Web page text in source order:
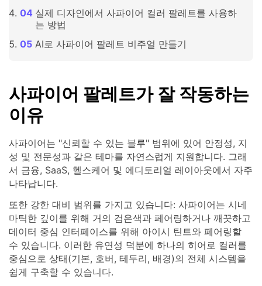
실제 디자인에서 사파이어 컬러 팔레트를 사용하
는 방법
AI로 사파이어 팔레트 비주얼 만들기
사파이어 팔레트가 잘 작동하는
이유
사파이어는 "신뢰할 수 있는 블루" 범위에 있어 안정성, 지
성 및 전문성과 같은 테마를 자연스럽게 지원합니다. 그래
서 금융, SaaS, 헬스케어 및 에디토리얼 레이아웃에서 자주
나타납니다.
또한 강한 대비 범위를 가지고 있습니다: 사파이어는 시네
마틱한 깊이를 위해 거의 검은색과 페어링하거나 깨끗하고
데이터 중심 인터페이스를 위해 아이시 틴트와 페어링할
수 있습니다. 이러한 유연성 덕분에 하나의 히어로 컬러를
중심으로 상태(기본, 호버, 테두리, 배경)의 전체 시스템을
쉽게 구축할 수 있습니다.